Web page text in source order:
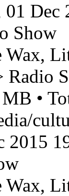
01 Dec
Show
Wax,
Radio
•
2015